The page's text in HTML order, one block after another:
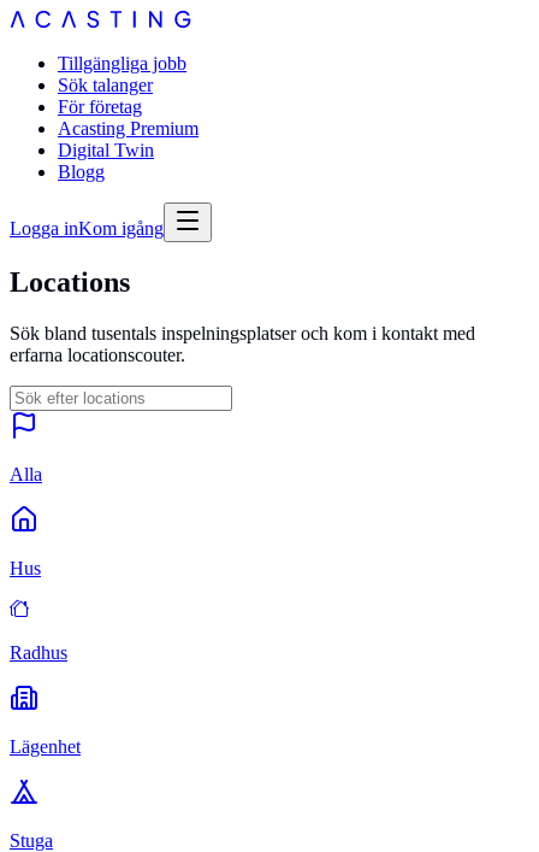
Tillgängliga jobb
Sök talanger
För företag
Acasting Premium
Digital Twin
Blogg
Logga inKom igång
Locations
Sök bland tusentals inspelningsplatser och kom i kontakt med
erfarna locationscouter.
Alla
Hus
Radhus
Lägenhet
Stuga